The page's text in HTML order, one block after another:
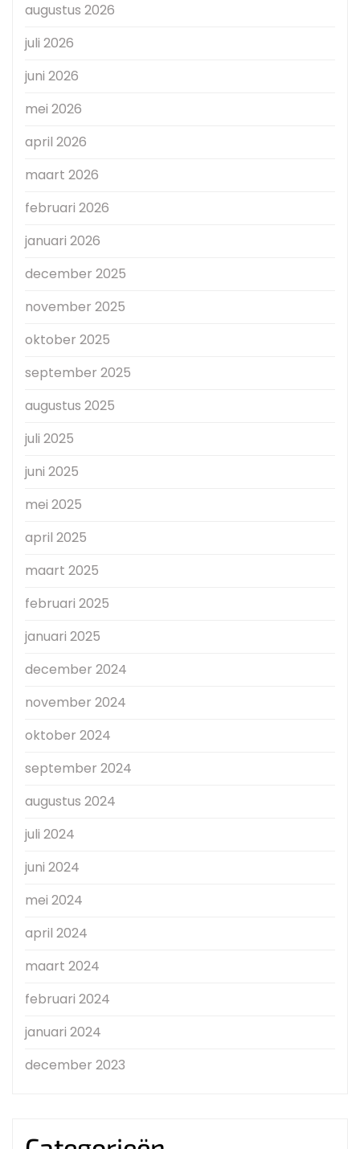
augustus 2026
juli 2026
juni 2026
mei 2026
april 2026
maart 2026
februari 2026
januari 2026
december 2025
november 2025
oktober 2025
september 2025
augustus 2025
juli 2025
juni 2025
mei 2025
april 2025
maart 2025
februari 2025
januari 2025
december 2024
november 2024
oktober 2024
september 2024
augustus 2024
juli 2024
juni 2024
mei 2024
april 2024
maart 2024
februari 2024
januari 2024
december 2023